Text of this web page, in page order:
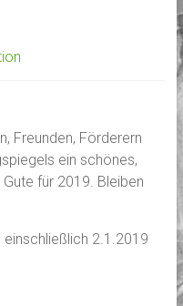
Freunden, Förderern
ein schönes,
für 2019. Bleiben
2.1.2019